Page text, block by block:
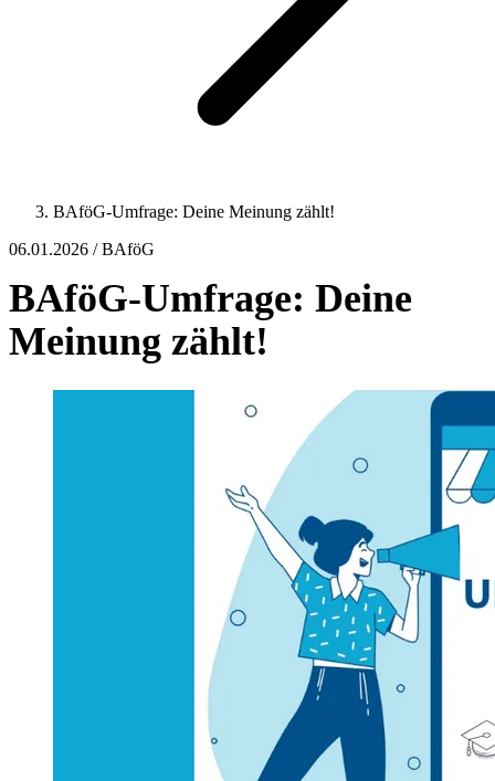
BAföG-Umfrage: Deine Meinung zählt!
06.01.2026 / BAföG
BAföG-Umfrage: Deine
Meinung zählt!